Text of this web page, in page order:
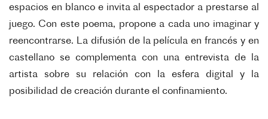
espacios en blanco e invita al espectador a prestarse al
juego. Con este poema, propone a cada uno imaginar y
reencontrarse. La difusión de la película en francés y en
castellano se complementa con una entrevista de la
artista sobre su relación con la esfera digital y la
posibilidad de creación durante el confinamiento.